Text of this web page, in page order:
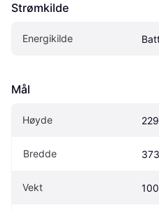
Strømkilde
Energikilde
Mål
Høyde
Bredde
Vekt